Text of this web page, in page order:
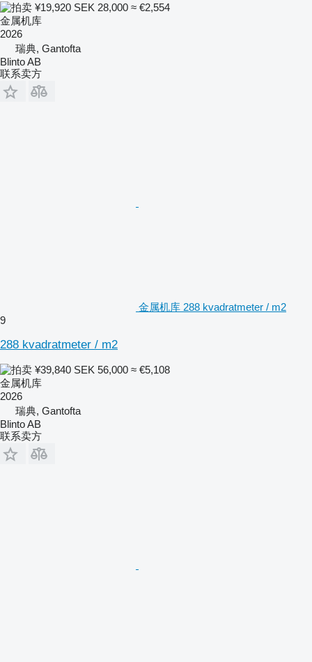
¥19,920 SEK 28,000 ≈ €2,554
金属机库
2026
瑞典, Gantofta
Blinto AB
联系卖方
金属机库 288 kvadratmeter / m2
9
288 kvadratmeter / m2
¥39,840 SEK 56,000 ≈ €5,108
金属机库
2026
瑞典, Gantofta
Blinto AB
联系卖方